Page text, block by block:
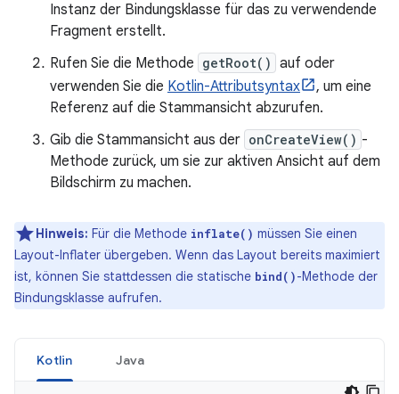
Instanz der Bindungsklasse für das zu verwendende
Fragment erstellt.
Rufen Sie die Methode getRoot() auf oder
verwenden Sie die Kotlin-Attributsyntax
, um eine
Referenz auf die Stammansicht abzurufen.
Gib die Stammansicht aus der onCreateView() -
Methode zurück, um sie zur aktiven Ansicht auf dem
Bildschirm zu machen.
Hinweis: Für die Methode inflate() müssen Sie einen
Layout-Inflater übergeben. Wenn das Layout bereits maximiert
ist, können Sie stattdessen die statische bind()-Methode der
Bindungsklasse aufrufen.
Kotlin Java